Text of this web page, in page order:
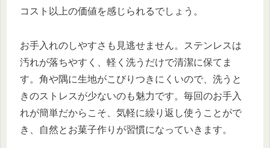
コスト以上の価値を感じられるでしょう。
お手入れのしやすさも見逃せません。ステンレスは
汚れが落ちやすく、軽く洗うだけで清潔に保てま
す。角や隅に生地がこびりつきにくいので、洗うと
きのストレスが少ないのも魅力です。毎回のお手入
れが簡単だからこそ、気軽に繰り返し使うことがで
き、自然とお菓子作りが習慣になっていきます。